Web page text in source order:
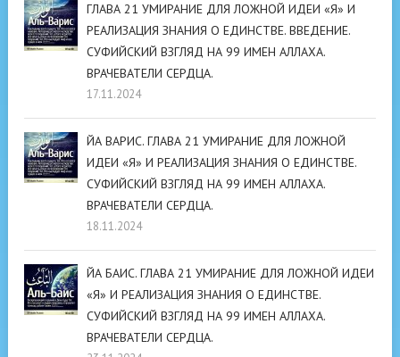
ГЛАВА 21 УМИРАНИЕ ДЛЯ ЛОЖНОЙ ИДЕИ «Я» И
РЕАЛИЗАЦИЯ ЗНАНИЯ О ЕДИНСТВЕ. ВВЕДЕНИЕ.
СУФИЙСКИЙ ВЗГЛЯД НА 99 ИМЕН АЛЛАХА.
ВРАЧЕВАТЕЛИ СЕРДЦА.
17.11.2024
ЙА ВАРИC. ГЛАВА 21 УМИРАНИЕ ДЛЯ ЛОЖНОЙ
ИДЕИ «Я» И РЕАЛИЗАЦИЯ ЗНАНИЯ О ЕДИНСТВЕ.
СУФИЙСКИЙ ВЗГЛЯД НА 99 ИМЕН АЛЛАХА.
ВРАЧЕВАТЕЛИ СЕРДЦА.
18.11.2024
ЙА БАИС. ГЛАВА 21 УМИРАНИЕ ДЛЯ ЛОЖНОЙ ИДЕИ
«Я» И РЕАЛИЗАЦИЯ ЗНАНИЯ О ЕДИНСТВЕ.
СУФИЙСКИЙ ВЗГЛЯД НА 99 ИМЕН АЛЛАХА.
ВРАЧЕВАТЕЛИ СЕРДЦА.